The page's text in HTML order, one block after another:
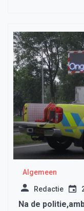
Algemeen
Redactie
Na de